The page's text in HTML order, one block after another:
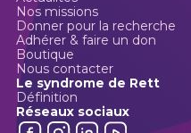
Nos missions
Donner pour la recherche
Adhérer & faire un don
Boutique
Nous contacter
Le syndrome de Rett
Définition
Réseaux sociaux